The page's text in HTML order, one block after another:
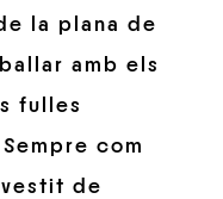
la plana de
amb els
fulles
com
de